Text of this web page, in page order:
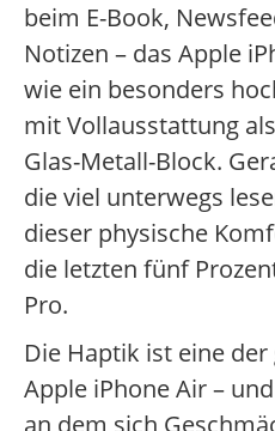
beim E-Book,
Notizen – das Apple
wie ein besonders
mit Vollausstattung
Glas-Metall-Block.
die viel unterwegs
dieser physische
die letzten fünf
Pro.
Die Haptik ist eine
Apple iPhone Air –